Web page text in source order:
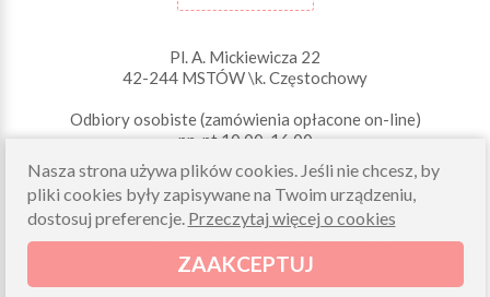
Pl. A. Mickiewicza 22
42-244 MSTÓW \k. Częstochowy
Odbiory osobiste (zamówienia opłacone on-line)
pn-pt 10.00-16.00
sklep@morelkowe.pl
+48 34 506 50 60
+48 34 506 50 70
NIP 573 262 56 01
Nasza strona używa plików cookies. Jeśli nie chcesz, by
pliki cookies były zapisywane na Twoim urządzeniu,
dostosuj preferencje. Przeczytaj więcej o cookies
ZAAKCEPTUJ